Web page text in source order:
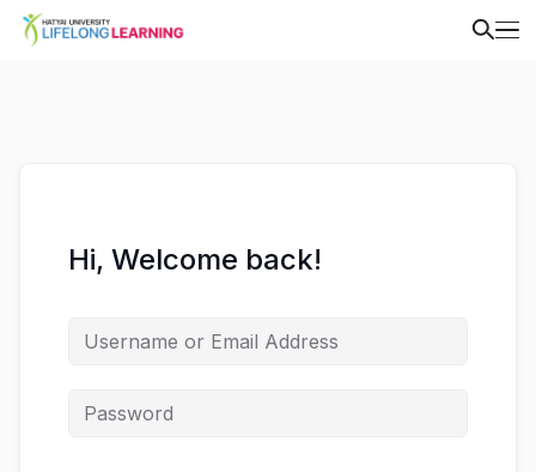
Hi, Welcome back!